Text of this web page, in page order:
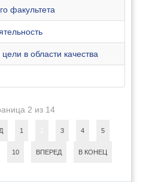
факультета
в области качества
2 из 14
1 3 4 5
10 ВПЕРЕД В КОНЕЦ